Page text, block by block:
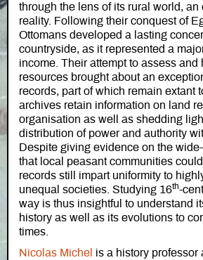
through the lens of its rural world,
reality. Following their conquest of
Ottomans developed a lasting
countryside, as it represented a
income. Their attempt to assess and
resources brought about an
records, part of which remain extant
archives retain information on land
organisation as well as shedding
distribution of power and authority
Despite giving evidence on the
that local peasant communities
records still impart uniformity to
unequal societies. Studying 16th-
way is thus insightful to understand
history as well as its evolutions to
times.
Nicolas Michel is a history professor